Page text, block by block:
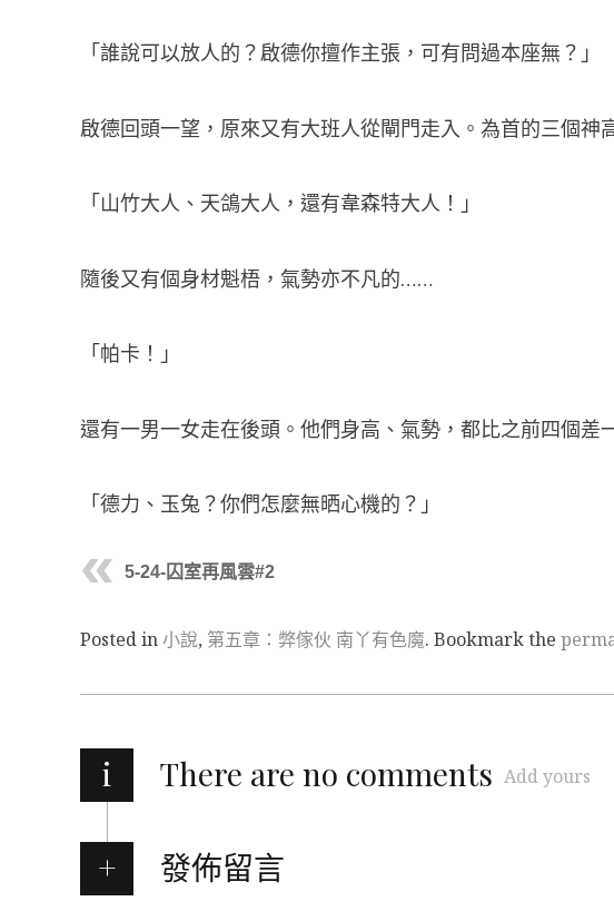
「誰說可以放人的？啟德你擅作主張，可有問過本座無？」
啟德回頭一望，原來又有大班人從閘門走入。為首的三個
「山竹大人、天鴿大人，還有韋森特大人！」
隨後又有個身材魁梧，氣勢亦不凡的……
「帕卡！」
還有一男一女走在後頭。他們身高、氣勢，都比之前四個
「德力、玉兔？你們怎麼無晒心機的？」
5-24-囚室再風雲#2
Posted in小說, 第五章：弊傢伙 南丫有色魔. Bookmark the
i There are no comments Add yours
發佈留言